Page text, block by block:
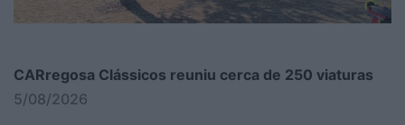
CARregosa Clássicos reuniu cerca de 250 viaturas
5/08/2026